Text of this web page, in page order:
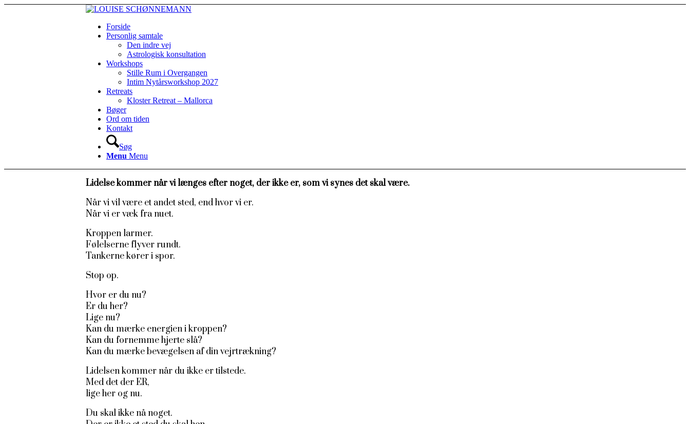
Forside
Personlig samtale
Den indre vej
Astrologisk konsultation
Workshops
Stille Rum i Overgangen
Intim Nytårsworkshop 2027
Retreats
Kloster Retreat – Mallorca
Bøger
Ord om tiden
Kontakt
Søg
Menu Menu
Lidelse kommer når vi længes efter noget, der ikke er, som vi synes det skal være.
Når vi vil være et andet sted, end hvor vi er.
Når vi er væk fra nuet.
Kroppen larmer.
Følelserne flyver rundt.
Tankerne kører i spor.
Stop op.
Hvor er du nu?
Er du her?
Lige nu?
Kan du mærke energien i kroppen?
Kan du fornemme hjerte slå?
Kan du mærke bevægelsen af din vejrtrækning?
Lidelsen kommer når du ikke er tilstede.
Med det der ER,
lige her og nu.
Du skal ikke nå noget.